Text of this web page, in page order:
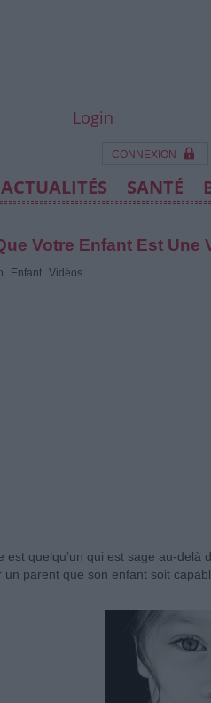
Login
CONNEXION
ACTUALITÉS SANTÉ
Votre Enfant Est Une
Enfant Vidéos
est quelqu’un qui est sage au-
un parent que son enfant soit